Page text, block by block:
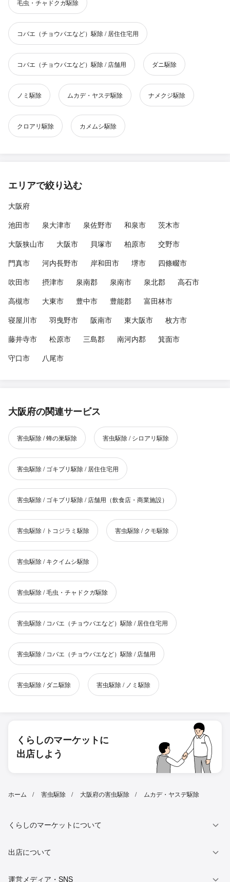
毛虫・チャドクガ駆除
コバエ（チョウバエなど）駆除 / 居住住宅用
コバエ（チョウバエなど）駆除 / 店舗用 ダニ駆除
ノミ駆除 ムカデ・ヤスデ駆除 ナメクジ駆除
クロアリ駆除 カメムシ駆除
エリアで絞り込む
大阪府
池田市
泉大津市 泉佐野市 和泉市
茨木市
大阪狭山市
大阪市 貝塚市 柏原市
交野市
門真市
河内長野市 岸和田市 堺市
四條畷市
吹田市
摂津市 泉南郡 泉南市 泉北郡
高石市
高槻市
大東市 豊中市 豊能郡
富田林市
寝屋川市
羽曳野市 阪南市 東大阪市
枚方市
藤井寺市
松原市 三島郡 南河内郡
箕面市
守口市
八尾市
大阪府の関連サービス
害虫駆除 / 蜂の巣駆除 害虫駆除 / シロアリ駆除
害虫駆除 / ゴキブリ駆除 / 居住住宅用
害虫駆除 / ゴキブリ駆除 / 店舗用（飲食店・商業施設）
害虫駆除 / トコジラミ駆除 害虫駆除 / クモ駆除
害虫駆除 / キクイムシ駆除
害虫駆除 / 毛虫・チャドクガ駆除
害虫駆除 / コバエ（チョウバエなど）駆除 / 居住住宅用
害虫駆除 / コバエ（チョウバエなど）駆除 / 店舗用
害虫駆除 / ダニ駆除 害虫駆除 / ノミ駆除
くらしのマーケットに
出店しよう
ホーム 害虫駆除 大阪府の害虫駆除 ムカデ・ヤスデ駆除
くらしのマーケットについて
出店について
運営メディア・SNS